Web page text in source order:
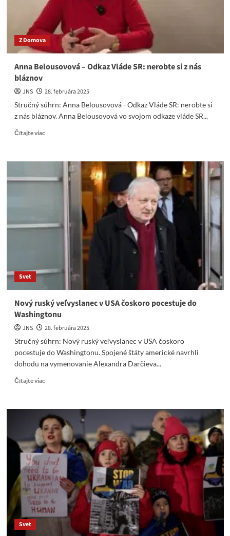
Z Domova
Anna Belousovová – Odkaz Vláde SR: nerobte si z nás
bláznov
JNS
28. februára 2025
Stručný súhrn: Anna Belousovová - Odkaz Vláde SR: nerobte si
z nás bláznov. Anna Belousovová vo svojom odkaze vláde SR...
Čítajte viacRead
Anna
Belousovová
–
si
Svet
Nový ruský veľvyslanec v USA čoskoro pocestuje do
Washingtonu
JNS
28. februára 2025
Stručný súhrn: Nový ruský veľvyslanec v USA čoskoro
pocestuje do Washingtonu. Spojené štáty americké navrhli
dohodu na vymenovanie Alexandra Darčieva...
Čítajte viacRead
Nový
ruský
veľvyslanec
v
USA
čoskoro
pocestuje
do
Washingtonu
Svet